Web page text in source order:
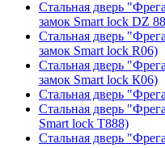
Стальная дверь
замок Smart lock DZ
Стальная дверь
замок Smart lock R06)
Стальная дверь
замок Smart lock К06)
Стальная дверь
Стальная дверь
Smart lock T888)
Стальная дверь